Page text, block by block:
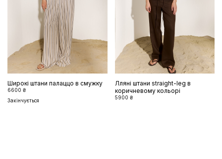
Широкі штани палаццо в смужку
6600 ₴
Закінчується
Лляні штани straight-leg в
коричневому кольорі
5900 ₴